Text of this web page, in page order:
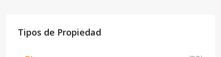
Tipos de Propiedad